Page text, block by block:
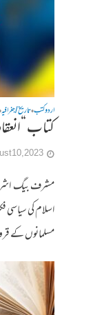
اردو کتب•تاریخ / جغرافیہ
کتاب
10, 2023
مشرف بیگ
اسلام کی
مسلمانوں کے